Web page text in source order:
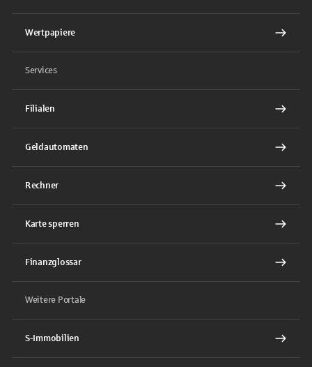
Wertpapiere
Services
Filialen
Geldautomaten
Rechner
Karte sperren
Finanzglossar
Weitere Portale
S-Immobilien